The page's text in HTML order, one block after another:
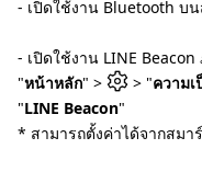
- เปิดใช้งาน Bluetooth บ
- เปิดใช้งาน LINE
"หน้าหลัก" > > "ความ
"LINE Beacon"
* สามารถตั้งค่าได้จากสมา